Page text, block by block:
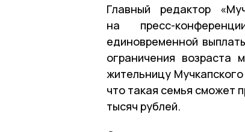
Главный редактор
на пресс-
единовременной
ограничения
жительницу
что такая семья сможет
тысяч рублей.